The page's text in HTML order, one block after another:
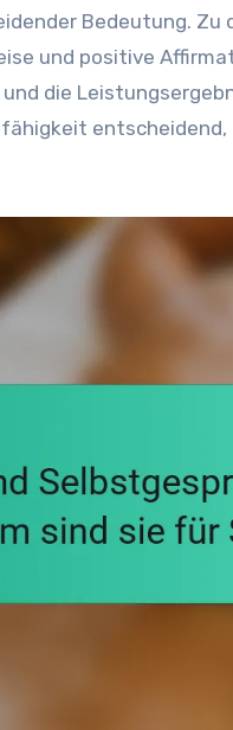
Bedeutung.
und positive
die